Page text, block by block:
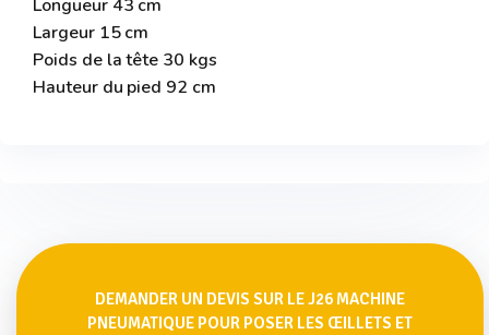
Longueur 43 cm
Largeur 15 cm
Poids de la tête 30 kgs
Hauteur du pied 92 cm
DEMANDER UN DEVIS SUR LE J26 MACHINE
PNEUMATIQUE POUR POSER LES ŒILLETS ET